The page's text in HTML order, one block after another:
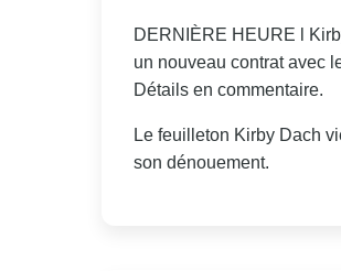
DERNIÈRE HEURE l
un nouveau contrat avec
Détails en commentaire.
Le feuilleton Kirby Dach
son dénouement.